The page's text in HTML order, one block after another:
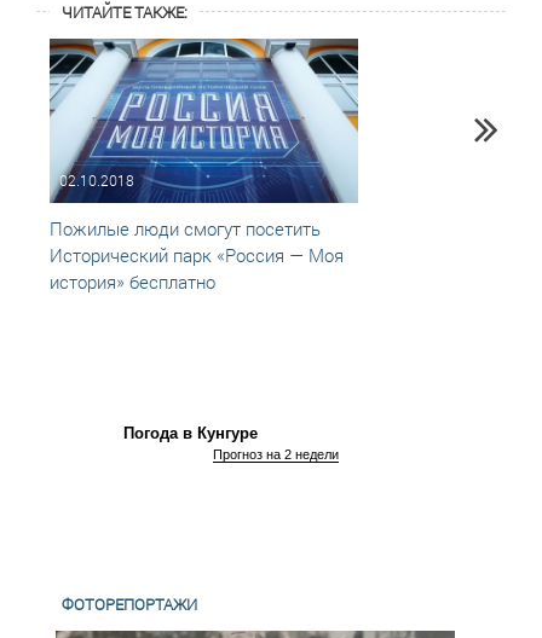
ЧИТАЙТЕ ТАКЖЕ:
02.10.2018
Пожилые люди смогут посетить
Исторический парк «Россия — Моя
история» бесплатно
Погода в Кунгуре
Прогноз на 2 недели
ФОТОРЕПОРТАЖИ